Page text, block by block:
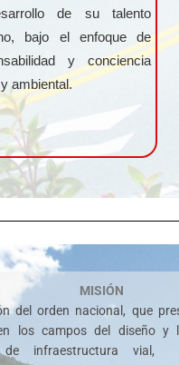
de su talento
bajo el enfoque de
y conciencia
ambiental.
MISIÓN
del orden nacional, que
los campos del diseño y
de infraestructura vial,